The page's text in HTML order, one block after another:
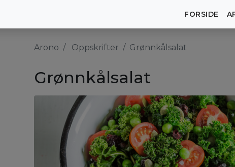
FORSIDE
Arono Oppskrifter Grønnkålsalat
Grønnkålsalat